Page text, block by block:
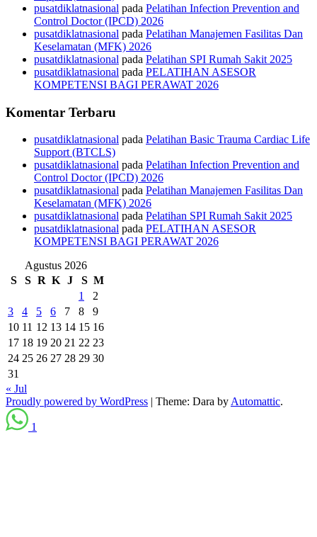
pusatdiklatnasional pada Pelatihan Infection Prevention and
Control Doctor (IPCD) 2026
pusatdiklatnasional pada Pelatihan Manajemen Fasilitas Dan
Keselamatan (MFK) 2026
pusatdiklatnasional pada Pelatihan SPI Rumah Sakit 2025
pusatdiklatnasional pada PELATIHAN ASESOR
KOMPETENSI BAGI PERAWAT 2026
Komentar Terbaru
pusatdiklatnasional pada Pelatihan Basic Trauma Cardiac Life
Support (BTCLS)
pusatdiklatnasional pada Pelatihan Infection Prevention and
Control Doctor (IPCD) 2026
pusatdiklatnasional pada Pelatihan Manajemen Fasilitas Dan
Keselamatan (MFK) 2026
pusatdiklatnasional pada Pelatihan SPI Rumah Sakit 2025
pusatdiklatnasional pada PELATIHAN ASESOR
KOMPETENSI BAGI PERAWAT 2026
Agustus 2026
S
S R K J S M
1
2
3
4 5 6 7 8
9
10 11 12 13 14 15 16
17 18 19 20 21 22 23
24 25 26 27 28 29 30
31
« Jul
Proudly powered by WordPress
Theme: Dara byAutomattic.
1